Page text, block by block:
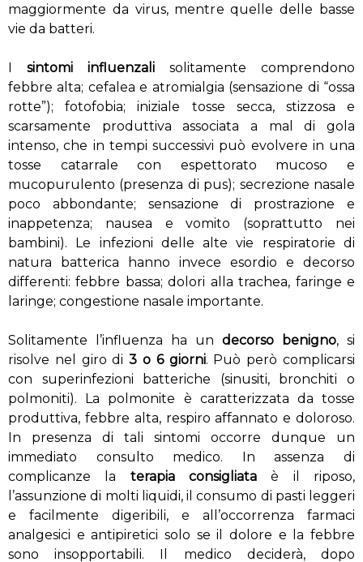
maggiormente da virus, mentre quelle delle basse
vie da batteri.
I sintomi influenzali solitamente comprendono
febbre alta; cefalea e atromialgia (sensazione di “ossa
rotte”); fotofobia; iniziale tosse secca, stizzosa e
scarsamente produttiva associata a mal di gola
intenso, che in tempi successivi può evolvere in una
tosse catarrale con espettorato mucoso e
mucopurulento (presenza di pus); secrezione nasale
poco abbondante; sensazione di prostrazione e
inappetenza; nausea e vomito (soprattutto nei
bambini). Le infezioni delle alte vie respiratorie di
natura batterica hanno invece esordio e decorso
differenti: febbre bassa; dolori alla trachea, faringe e
laringe; congestione nasale importante.
Solitamente l’influenza ha un decorso benigno, si
risolve nel giro di3 o 6 giorni. Può però complicarsi
con superinfezioni batteriche (sinusiti, bronchiti o
polmoniti). La polmonite è caratterizzata da tosse
produttiva, febbre alta, respiro affannato e doloroso.
In presenza di tali sintomi occorre dunque un
immediato consulto medico. In assenza di
complicanze la terapia consigliata è il riposo,
l’assunzione di molti liquidi, il consumo di pasti leggeri
e facilmente digeribili, e all’occorrenza farmaci
analgesici e antipiretici solo se il dolore e la febbre
sono insopportabili. Il medico deciderà, dopo